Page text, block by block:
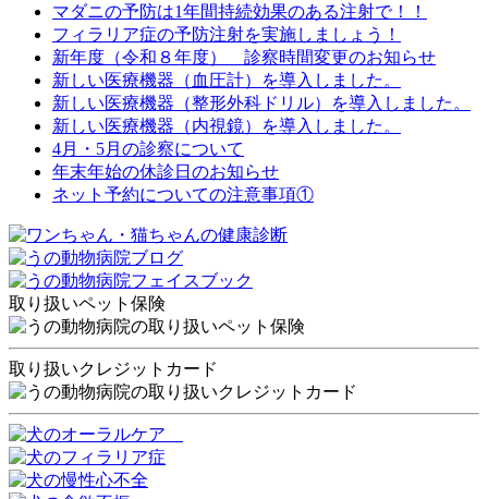
マダニの予防は1年間持続効果のある注射で！！
フィラリア症の予防注射を実施しましょう！
新年度（令和８年度） 診察時間変更のお知らせ
新しい医療機器（血圧計）を導入しました。
新しい医療機器（整形外科ドリル）を導入しました。
新しい医療機器（内視鏡）を導入しました。
4月・5月の診察について
年末年始の休診日のお知らせ
ネット予約についての注意事項①
取り扱いペット保険
取り扱いクレジットカード